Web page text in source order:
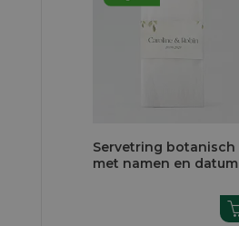
Servetring botanisch
met namen en datum